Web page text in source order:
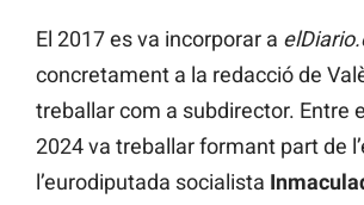
El 2017 es va incorporar a
concretament a la redacció de
treballar com a subdirector. Entre
2024 va treballar formant part de
l’eurodiputada socialista